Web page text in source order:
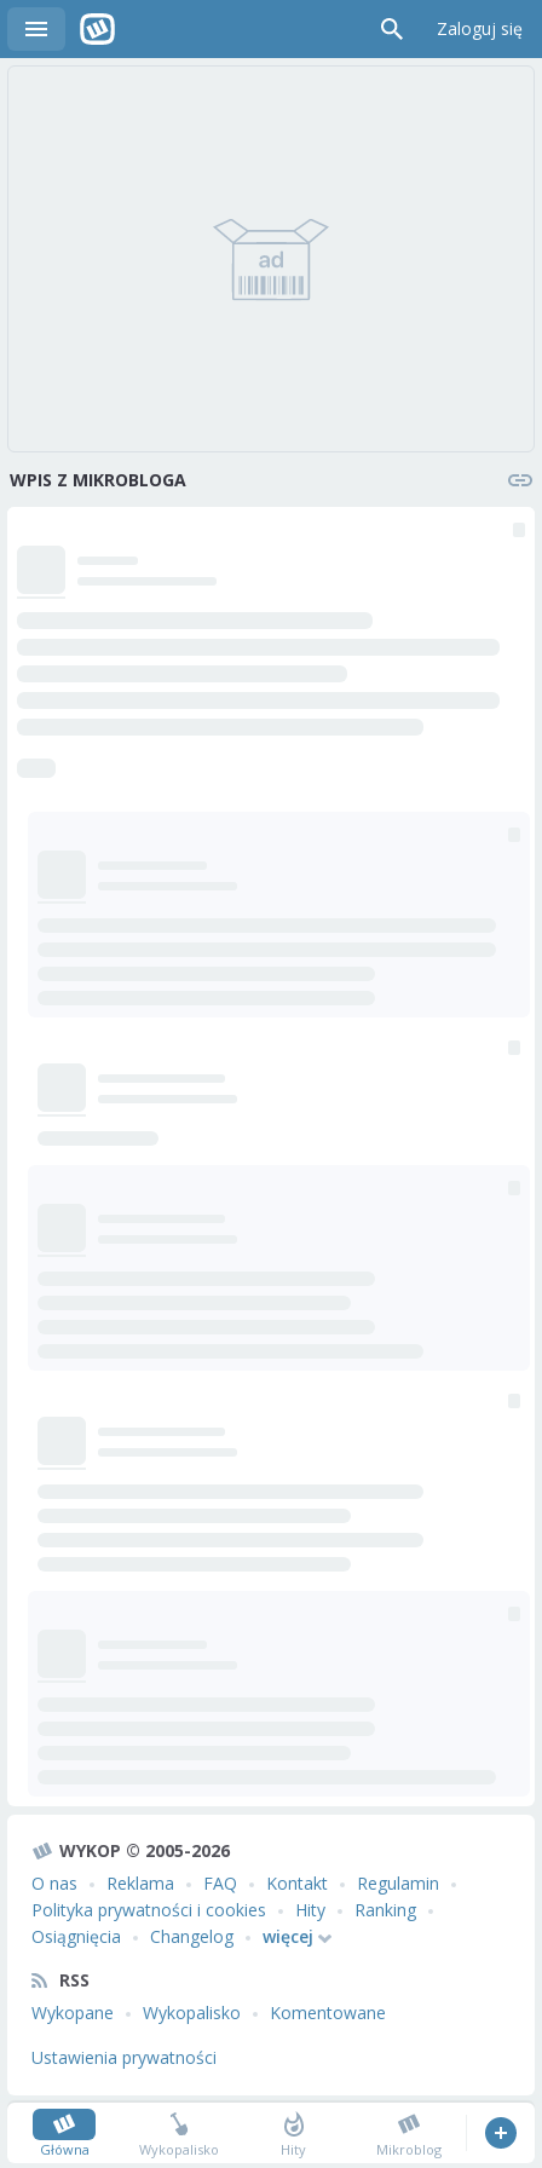
Zaloguj się
WPIS Z MIKROBLOGA
WYKOP © 2005-2026
O nas
Reklama FAQ Kontakt
Regulamin
Polityka prywatności i cookies
Hity
Ranking
Osiągnięcia
Changelog
więcej
RSS
Wykopane
Wykopalisko
Komentowane
Ustawienia prywatności
Główna Wykopalisko Hity Mikroblog